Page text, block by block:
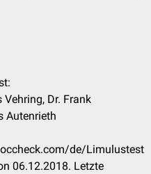
Dr. Frank
Autenrieth
de/Limulustest
06.12.2018. Letzte